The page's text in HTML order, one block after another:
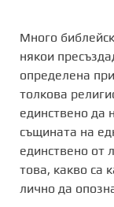
Много
някои
определена
толкова
единствено да
същината на
единствено от
това, какво са
лично да